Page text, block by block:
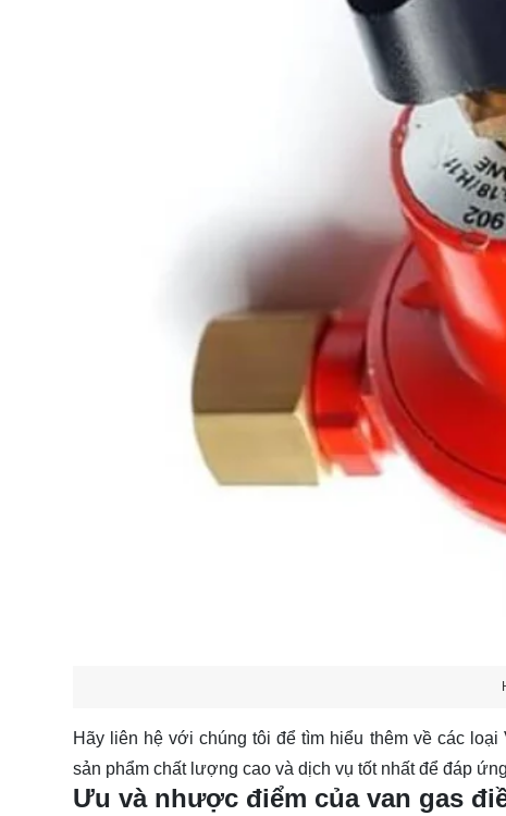
Hãy liên hệ với chúng tôi để tìm hiểu thêm về các
sản phẩm chất lượng cao và dịch vụ tốt nhất để đáp
Ưu và nhược điểm của van gas